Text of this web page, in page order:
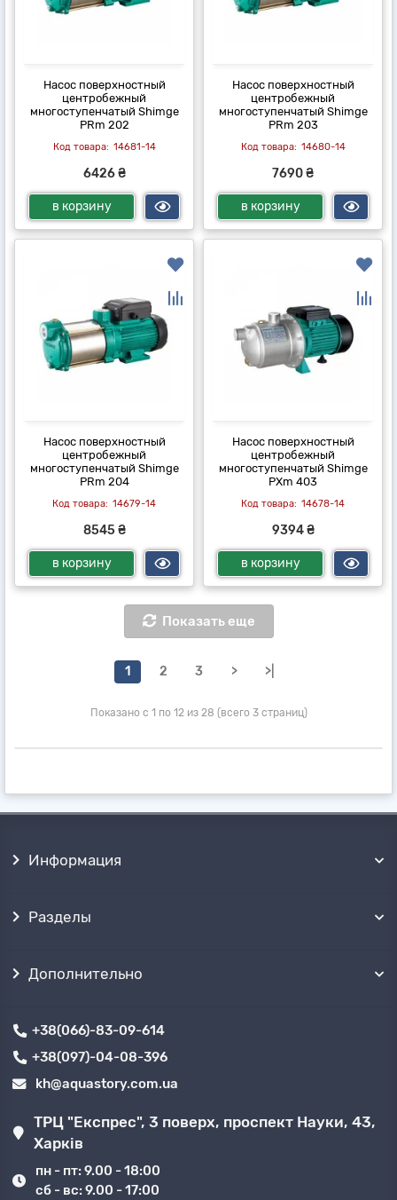
Насос поверхностный
центробежный
многоступенчатый Shimge
PRm 202
14681-14
6426 ₴
в корзину
Насос поверхностный
центробежный
многоступенчатый Shimge
PRm 203
14680-14
7690 ₴
в корзину
Насос поверхностный
центробежный
многоступенчатый Shimge
PRm 204
14679-14
8545 ₴
в корзину
Насос поверхностный
центробежный
многоступенчатый Shimge
PXm 403
14678-14
9394 ₴
в корзину
Показать еще
1 2 3 > >|
Показано с 1 по 12 из 28 (всего 3 страниц)
Информация
Разделы
Дополнительно
+38(066)-83-09-614
+38(097)-04-08-396
kh@aquastory.com.ua
ТРЦ "Експрес", 3 поверх, проспект Науки, 43,
Харків
пн - пт: 9.00 - 18:00
сб - вс: 9.00 - 17:00